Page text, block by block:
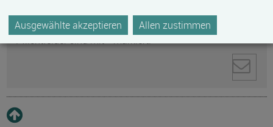
.
Pflichtfelder sind mit * markiert.
Ausgewählte akzeptieren Allen zustimmen